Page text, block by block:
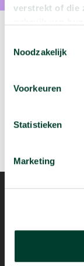
verstrekt of die
Noodzakelijk
Voorkeuren
Statistieken
Marketing